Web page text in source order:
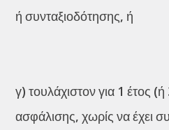
ή συνταξιοδότησης, ή
γ) τουλάχιστον για 1 έτος
ασφάλισης, χωρίς να έχει